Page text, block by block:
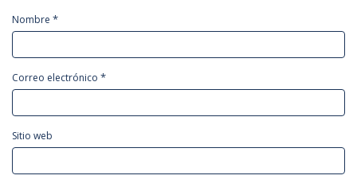
Nombre *
Correo electrónico *
Sitio web